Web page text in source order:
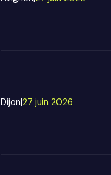
Dijon|27 juin 2026